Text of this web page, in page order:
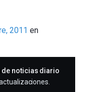
2011 en
de noticias diario